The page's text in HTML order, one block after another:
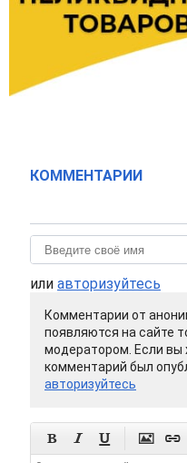
КОММЕНТАРИИ
или авторизуйтесь
Комментарии от
появляются на сайте
модератором. Если вы
комментарий был
авторизуйтесь
    